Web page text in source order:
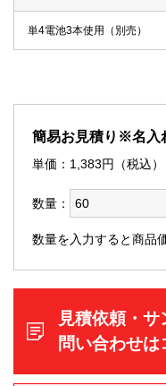
単4電池3本使用（別売）
簡易お見積り※名入
単価： 1,383円（税込）
数量：
数量を入力すると商品
見積依頼・
問い合わせは